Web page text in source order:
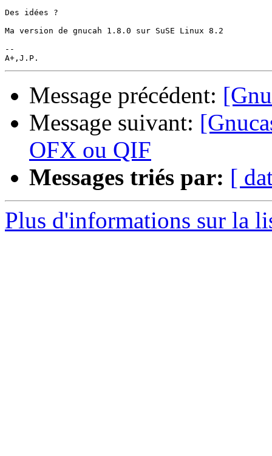
Des idées ?
Ma version de gnucah 1.8.0 sur SuSE Linux 8.2
--
Message précédent:
Message suivant:
OFX ou QIF
Messages triés par: [
Plus d'informations sur la